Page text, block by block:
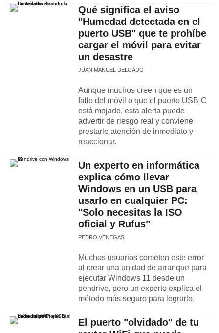
Qué significa el aviso
"Humedad detectada en el
puerto USB" que te prohíbe
cargar el móvil para evitar
un desastre
JUAN MANUEL DELGADO
Aunque muchos creen que es un
fallo del móvil o que el puerto USB-C
está mojado, esta alerta puede
advertir de riesgo real y conviene
prestarle atención de inmediato y
reaccionar.
Un experto en informática
explica cómo llevar
Windows en un USB para
usarlo en cualquier PC:
"Solo necesitas la ISO
oficial y Rufus"
PEDRO VENEGAS
Muchos usuarios cometen este error
al crear una unidad de arranque para
ejecutar Windows 11 desde un
pendrive, pero un experto explica el
método más seguro para lograrlo.
El puerto "olvidado" de tu